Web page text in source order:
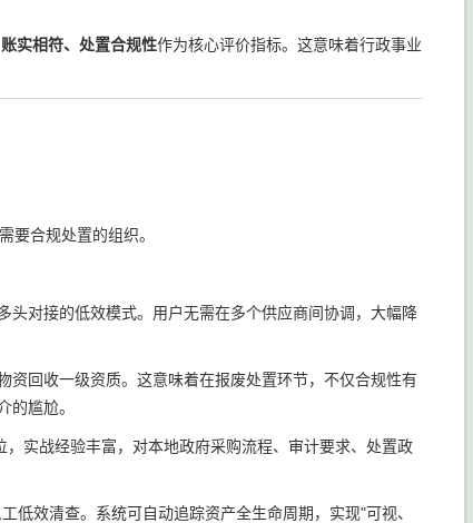
实相符、处置合规性作为核心评价指标。这意味着行政事业
要合规处置的组织。
头对接的低效模式。用户无需在多个供应商间协调，大幅降
资回收一级资质。这意味着在报废处置环节，不仅合规性有
的尴尬。
实战经验丰富，对本地政府采购流程、审计要求、处置政
低效清查。系统可自动追踪资产全生命周期，实现"可视、